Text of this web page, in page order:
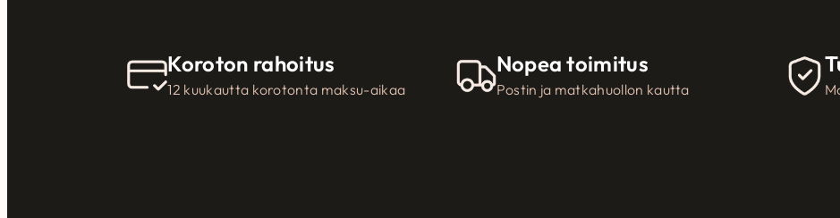
Koroton rahoitus
12 kuukautta korotonta maksu-aikaa
Nopea toimitus
Postin ja matkahuollon kautta